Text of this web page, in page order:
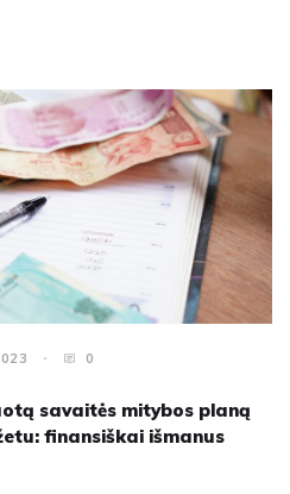
0
savaitės mitybos planą
finansiškai išmanus